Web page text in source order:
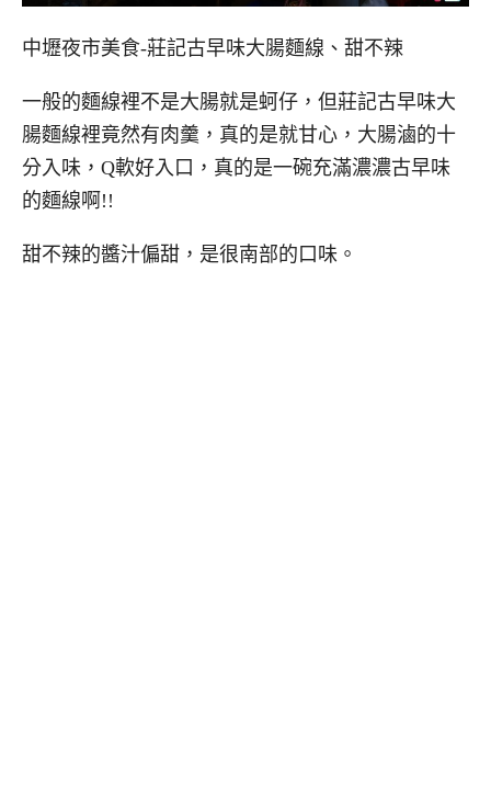
中壢夜市美食-莊記古早味大腸麵線、甜不辣
一般的麵線裡不是大腸就是蚵仔，但莊記古早味大
腸麵線裡竟然有肉羹，真的是就甘心，大腸滷的十
分入味，Q軟好入口，真的是一碗充滿濃濃古早味
的麵線啊!!
甜不辣的醬汁偏甜，是很南部的口味。